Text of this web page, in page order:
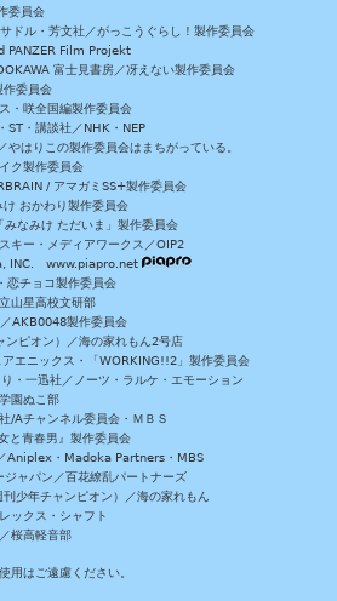
委員会
ル・芳文社／がっこうぐらし！製作委員会
PANZER Film Projekt
富士見書房／冴えない製作委員会
委員会
・咲全国編製作委員会
・講談社／NHK・NEP
はりこの製作委員会はまちがっている。
ク製作委員会
/ アマガミSS+製作委員会
おかわり製作委員会
なみけ ただいま」製作委員会
キー・メディアワークス／OIP2
INC. www.piapro.net
チョコ製作委員会
山星高校文研部
AKB0048製作委員会
ピオン）／海の家れもん2号店
エニックス・「WORKING!!2」製作委員会
一迅社／ノーツ・ラルケ・エモーション
園ぬこ部
Aチャンネル委員会・ＭＢＳ
と青春男』製作委員会
Aniplex・Madoka Partners・MBS
ャパン／百花繚乱パートナーズ
少年チャンピオン）／海の家れもん
ックス・シャフト
桜高軽音部
用はご遠慮ください。